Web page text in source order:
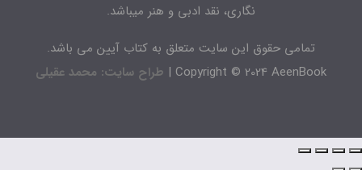
نگاری، نقد ادبی و هنر میباشد.
تمامی حقوق این سایت متعلق به کتاب آیین می باشد.
Copyright © 2024 AeenBook طراح سایت: محمد عقیلی